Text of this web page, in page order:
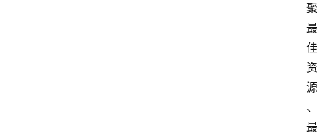
聚
最
佳
资
源
、
最